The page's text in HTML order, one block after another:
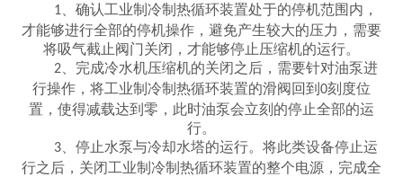
1 、确认工业制冷制热循环装置处于的停机范围内，
才能够进行全部的停机操作，避免产生较大的压力，需要
将吸气截止阀门关闭，才能够停止压缩机的运行。
2 、完成冷水机压缩机的关闭之后，需要针对油泵进
行操作，将工业制冷制热循环装置的滑阀回到 0刻度位
置，使得减载达到零，此时油泵会立刻的停止全部的运
行。
3 、停止水泵与冷却水塔的运行。将此类设备停止运
行之后，关闭工业制冷制热循环装置的整个电源，完成全